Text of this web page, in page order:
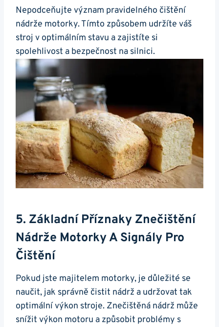
Nepodceňujte⁣ význam pravidelného čištění
nádrže ​motorky. Tímto způsobem udržíte váš⁢
stroj v optimálním stavu a zajistíte si
spolehlivost a bezpečnost‍ na silnici.
5. Základní ⁢příznaky Znečištění⁤
Nádrže Motorky A Signály Pro⁣
Čištění
Pokud jste majitelem motorky,⁤ je důležité se
‌naučit,​ jak‍ správně čistit nádrž a udržovat tak
optimální výkon stroje. Znečištěná nádrž může
snížit výkon motoru a způsobit problémy s